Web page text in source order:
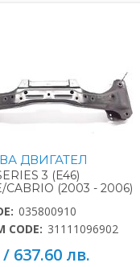
ДВИГАТЕЛ
3 (E46)
CABRIO (2003 - 2006)
035800910
CODE: 31111096902
637.60 лв.